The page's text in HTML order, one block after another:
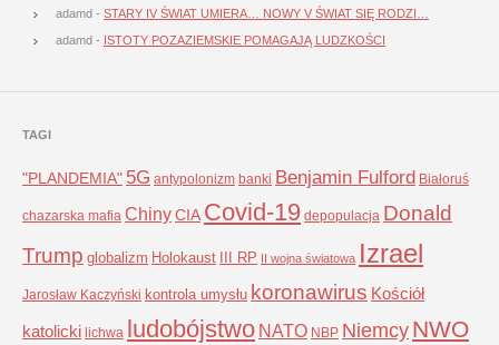
adamd - STARY IV ŚWIAT UMIERA… NOWY V ŚWIAT SIĘ RODZI…
adamd - ISTOTY POZAZIEMSKIE POMAGAJĄ LUDZKOŚCI
TAGI
"PLANDEMIA" 5G antypolonizm banki Benjamin Fulford Białoruś
chazarska mafia ChinyCIA Covid-19 depopulacja Donald
Trump globalizm Holokaust III RP II wojna światowa Izrael
Jarosław Kaczyński kontrola umysłu koronawirus Kościół
katolicki lichwa ludobójstwo NATO NBP NiemcyNWO